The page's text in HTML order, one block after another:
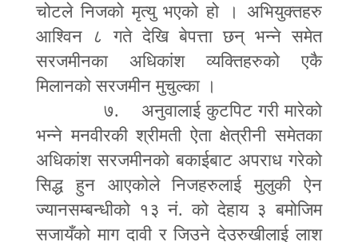
चोटले निजको मृत्यु भएको हो । अभियुक्तहरु
आश्विन ८ गते देखि बेपत्ता छन् भन्ने समेत
सरजमीनका अधिकांश व्यक्तिहरुको एकै
मिलानको सरजमीन मुचुल्का ।
७. अनुवालाई कुटपिट गरी मारेको
भन्ने मनवीरकी श्रीमती ऐता क्षेत्रीनी समेतका
अधिकांश सरजमीनको बकाईबाट अपराध गरेको
सिद्ध हुन आएकोले निजहरुलाई मुलुकी ऐन
ज्यानसम्बन्धीको १३ नं. को देहाय ३ बमोजिम
सजायँको माग दावी र जिउने देउरुखीलाई लाश